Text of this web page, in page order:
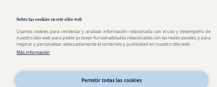
Sobre las cookies en este sitio web
Usamos cookies para recolectar y analizar información relacionada con el uso y desempeño de
nuestro sitio web para poder proveer funcionalidades relacionadas con las redes sociales, y para
mejorar y personalizar adecuadamente el contenido y publicidad en nuestro sitio web.
Más información
Permitir todas las cookies